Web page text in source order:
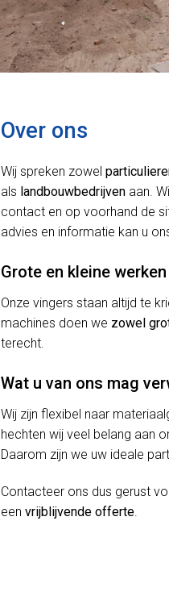
Over ons
Wij spreken zowel
als landbouwbedrijven aan.
contact en op voorhand de
advies en informatie kan u
Grote en kleine werken
Onze vingers staan altijd te
machines doen we zowel
terecht.
Wat u van ons mag
Wij zijn flexibel naar
hechten wij veel belang aan
Daarom zijn we uw ideale
Contacteer ons dus gerust
een vrijblijvende offerte